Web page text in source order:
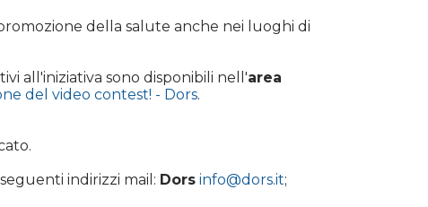
della salute anche nei luoghi di
all'iniziativa sono disponibili nell'area
del video contest! - Dors.
indirizzi mail: Dors info@dors.it;